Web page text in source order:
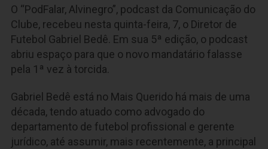
O “PodFalar, Alvinegro”, podcast da Comunicação do
Clube, recebeu nesta quinta-feira, 7, o Diretor de
Futebol Gabriel Bedê. Em sua 5ª edição, o podcast
abriu espaço para que o novo mandatário falasse
pela 1ª vez à torcida.
Gabriel Bedê está no Mais Querido há mais de uma
década, tendo atuado como advogado do
departamento de futebol profissional e gerente
jurídico, até assumir, mais recentemente, a principal